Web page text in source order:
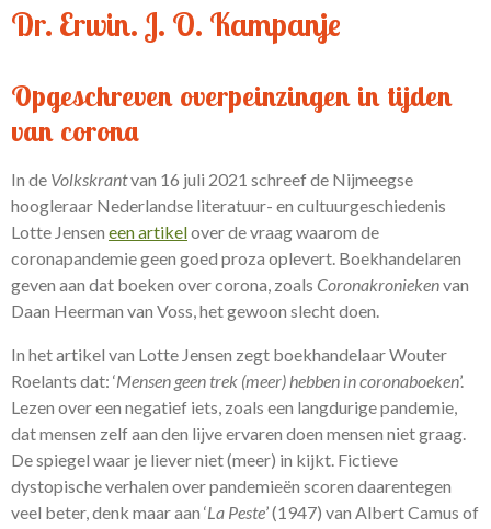
Dr. Erwin. J. O. Kampanje
Opgeschreven overpeinzingen in tijden
van corona
In de Volkskrantvan 16 juli 2021 schreef de Nijmeegse
hoogleraar Nederlandse literatuur- en cultuurgeschiedenis
Lotte Jensen een artikelover de vraag waarom de
coronapandemie geen goed proza oplevert. Boekhandelaren
geven aan dat boeken over corona, zoals Coronakroniekenvan
Daan Heerman van Voss, het gewoon slecht doen.
In het artikel van Lotte Jensen zegt boekhandelaar Wouter
Roelants dat: ‘Mensen geen trek (meer) hebben in coronaboeken’.
Lezen over een negatief iets, zoals een langdurige pandemie,
dat mensen zelf aan den lijve ervaren doen mensen niet graag.
De spiegel waar je liever niet (meer) in kijkt. Fictieve
dystopische verhalen over pandemieën scoren daarentegen
veel beter, denk maar aan ‘La Peste’ (1947) van Albert Camus of